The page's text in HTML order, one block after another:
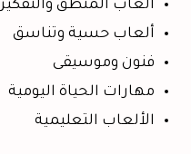
ألعاب المنطق والتفكير
ألعاب حسية وتناسق
فنون وموسيقى
مهارات الحياة اليومية
الألعاب التعليمية